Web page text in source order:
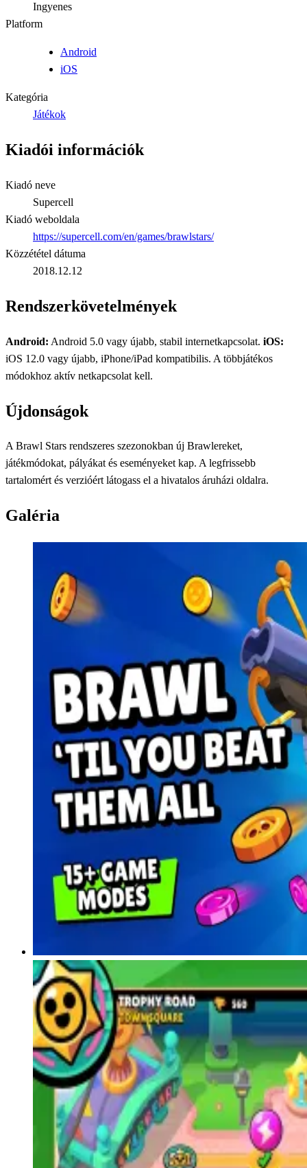
Ingyenes
Platform
Android
iOS
Kategória
Játékok
Kiadói információk
Kiadó neve
Supercell
Kiadó weboldala
https://supercell.com/en/games/brawlstars/
Közzététel dátuma
2018.12.12
Rendszerkövetelmények
Android: Android 5.0 vagy újabb, stabil internetkapcsolat. iOS:
iOS 12.0 vagy újabb, iPhone/iPad kompatibilis. A többjátékos
módokhoz aktív netkapcsolat kell.
Újdonságok
A Brawl Stars rendszeres szezonokban új Brawlereket,
játékmódokat, pályákat és eseményeket kap. A legfrissebb
tartalomért és verzióért látogass el a hivatalos áruházi oldalra.
Galéria